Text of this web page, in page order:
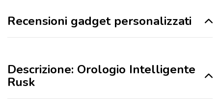
Recensioni gadget personalizzati
Descrizione: Orologio Intelligente
Rusk